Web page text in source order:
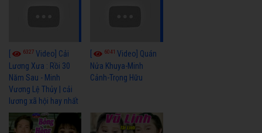
6327 Video] Cải
Lương Xưa : Rồi 30
Năm Sau - Minh
Vương Lệ Thủy | cải
lương xã hội hay nhất
6041Video] Quán
Nửa Khuya-Minh
Cảnh-Trọng Hữu